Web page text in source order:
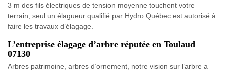
3 m des fils électriques de tension moyenne touchent votre
terrain, seul un élagueur qualifié par Hydro Québec est autorisé à
faire les travaux d’élagage.
L’entreprise élagage d’arbre réputée en Toulaud
07130
Arbres patrimoine, arbres d’ornement, notre vision sur l’arbre a